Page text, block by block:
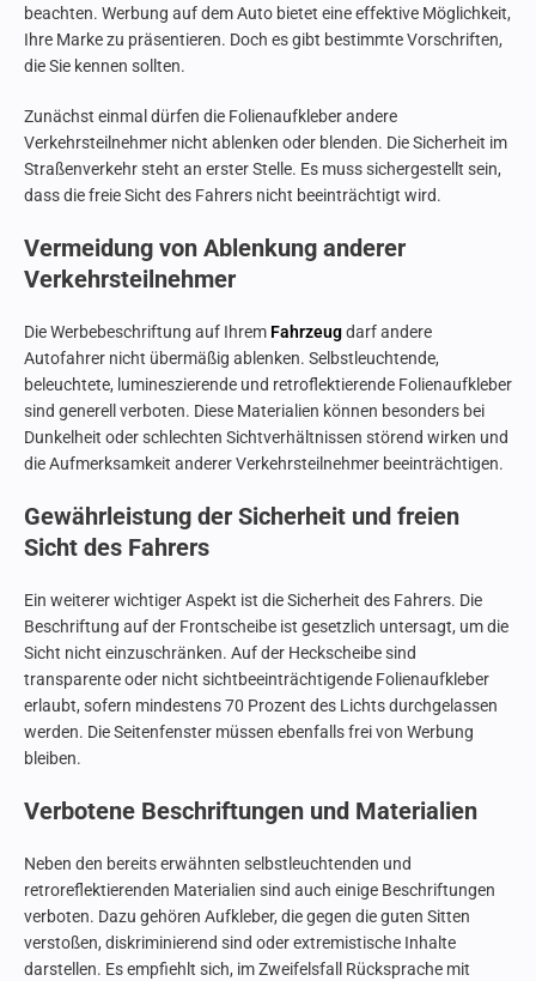
beachten. Werbung auf dem Auto bietet eine effektive Möglichkeit,
Ihre Marke zu präsentieren. Doch es gibt bestimmte Vorschriften,
die Sie kennen sollten.
Zunächst einmal dürfen die Folienaufkleber andere
Verkehrsteilnehmer nicht ablenken oder blenden. Die Sicherheit im
Straßenverkehr steht an erster Stelle. Es muss sichergestellt sein,
dass die freie Sicht des Fahrers nicht beeinträchtigt wird.
Vermeidung von Ablenkung anderer
Verkehrsteilnehmer
Die Werbebeschriftung auf Ihrem Fahrzeugdarf andere
Autofahrer nicht übermäßig ablenken. Selbstleuchtende,
beleuchtete, lumineszierende und retroflektierende Folienaufkleber
sind generell verboten. Diese Materialien können besonders bei
Dunkelheit oder schlechten Sichtverhältnissen störend wirken und
die Aufmerksamkeit anderer Verkehrsteilnehmer beeinträchtigen.
Gewährleistung der Sicherheit und freien
Sicht des Fahrers
Ein weiterer wichtiger Aspekt ist die Sicherheit des Fahrers. Die
Beschriftung auf der Frontscheibe ist gesetzlich untersagt, um die
Sicht nicht einzuschränken. Auf der Heckscheibe sind
transparente oder nicht sichtbeeinträchtigende Folienaufkleber
erlaubt, sofern mindestens 70 Prozent des Lichts durchgelassen
werden. Die Seitenfenster müssen ebenfalls frei von Werbung
bleiben.
Verbotene Beschriftungen und Materialien
Neben den bereits erwähnten selbstleuchtenden und
retroreflektierenden Materialien sind auch einige Beschriftungen
verboten. Dazu gehören Aufkleber, die gegen die guten Sitten
verstoßen, diskriminierend sind oder extremistische Inhalte
darstellen. Es empfiehlt sich, im Zweifelsfall Rücksprache mit